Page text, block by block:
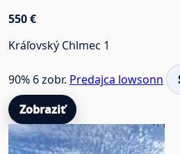
550 €
Kráľovský Chlmec 1
90%6 zobr. Predajca lowsonn
Zobraziť